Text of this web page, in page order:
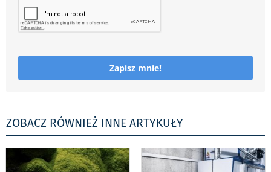
Zapisz mnie!
ZOBACZ RÓWNIEŻ INNE ARTYKUŁY